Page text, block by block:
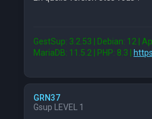
GestSup: 3.2.53 | Debian: 12 |
MariaDB: 11.5.2 | PHP: 8.3 |
GRN37
Gsup LEVEL 1